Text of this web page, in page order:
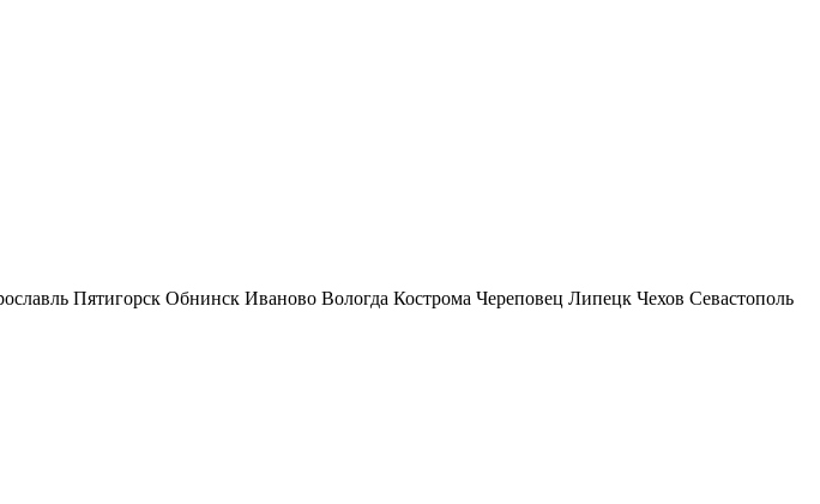
Пятигорск Обнинск Иваново Вологда Кострома Череповец Липецк Чехов Севастополь